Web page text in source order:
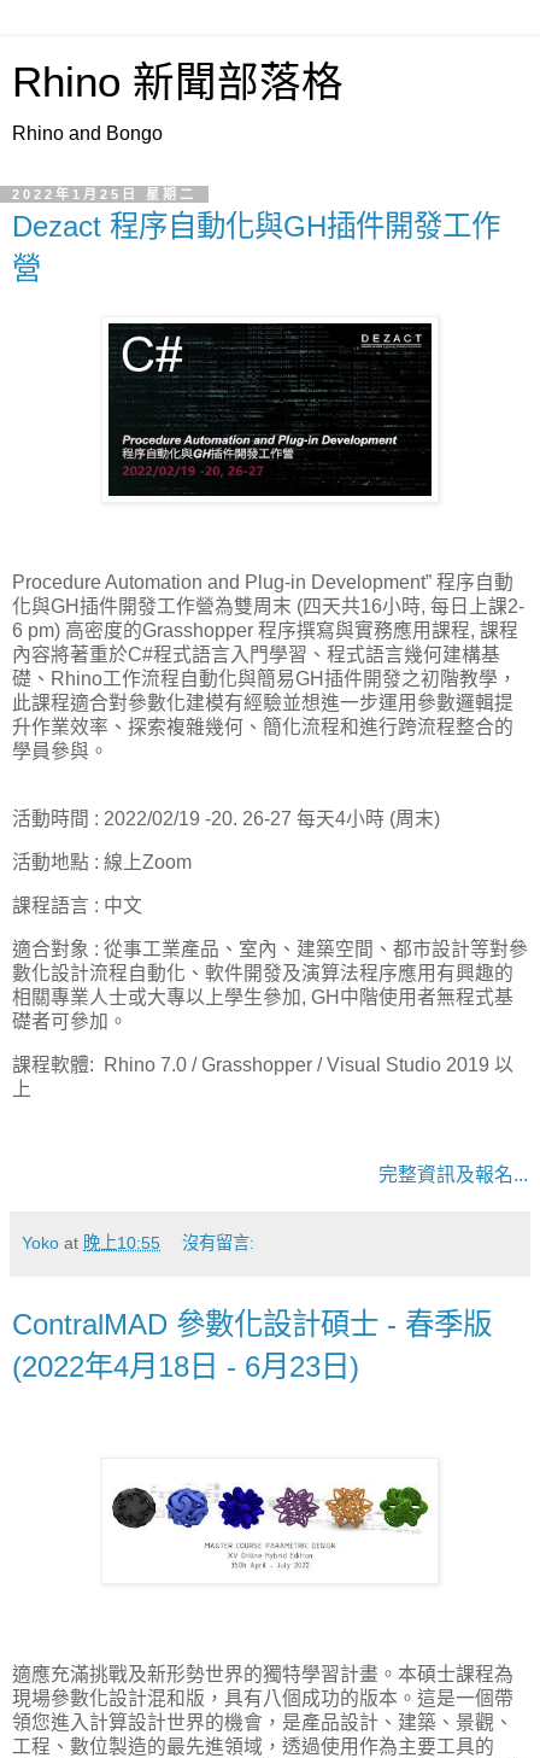
Rhino 新聞部落格
Rhino and Bongo
2022年1月25日 星期二
Dezact 程序自動化與GH插件開發工作
營
Procedure Automation and Plug-in Development” 程序自動
化與GH插件開發工作營為雙周末 (四天共16小時, 每日上課2-
6 pm) 高密度的Grasshopper 程序撰寫與實務應用課程, 課程
內容將著重於C#程式語言入門學習、程式語言幾何建構基
礎、Rhino工作流程自動化與簡易GH插件開發之初階教學，
此課程適合對參數化建模有經驗並想進一步運用參數邏輯提
升作業效率、探索複雜幾何、簡化流程和進行跨流程整合的
學員參與。
活動時間 : 2022/02/19 -20. 26-27 每天4小時 (周末)
活動地點 : 線上Zoom
課程語言 : 中文
適合對象 : 從事工業產品、室內、建築空間、都市設計等對參
數化設計流程自動化、軟件開發及演算法程序應用有興趣的
相關專業人士或大專以上學生參加, GH中階使用者無程式基
礎者可參加。
課程軟體: Rhino 7.0 / Grasshopper / Visual Studio 2019 以
上
完整資訊及報名...
Yoko at 晚上10:55 沒有留言:
ContralMAD 參數化設計碩士 - 春季版
(2022年4月18日 - 6月23日)
適應充滿挑戰及新形勢世界的獨特學習計畫。本碩士課程為
現場參數化設計混和版，具有八個成功的版本。這是一個帶
領您進入計算設計世界的機會，是產品設計、建築、景觀、
工程、數位製造的最先進領域，透過使用作為主要工具的